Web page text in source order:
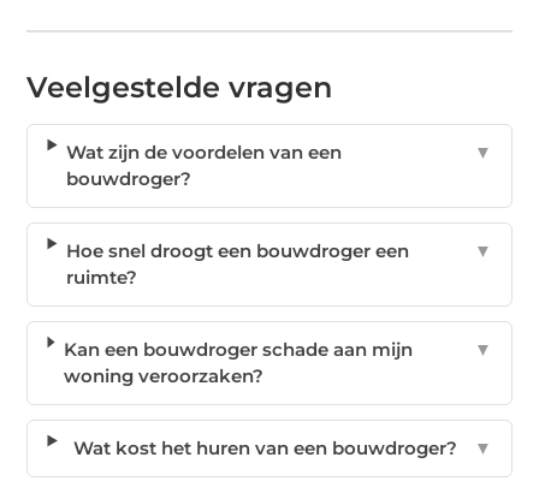
Veelgestelde vragen
Wat zijn de voordelen van een
bouwdroger?
▼
Hoe snel droogt een bouwdroger een
ruimte?
▼
Kan een bouwdroger schade aan mijn
woning veroorzaken?
▼
Wat kost het huren van een bouwdroger? ▼